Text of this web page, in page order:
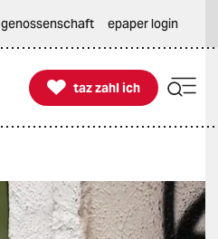
genossenschaft epaper login

taz zahl ich
taz zahl ich